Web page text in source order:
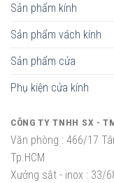
Sản phẩm kính
Sản phẩm vách kính
Sản phẩm cửa
Phụ kiện cửa kính
CÔNG TY TNHH SX -
Văn phòng : 466/17
Tp.HCM
Xưởng sắt - inox : 33/